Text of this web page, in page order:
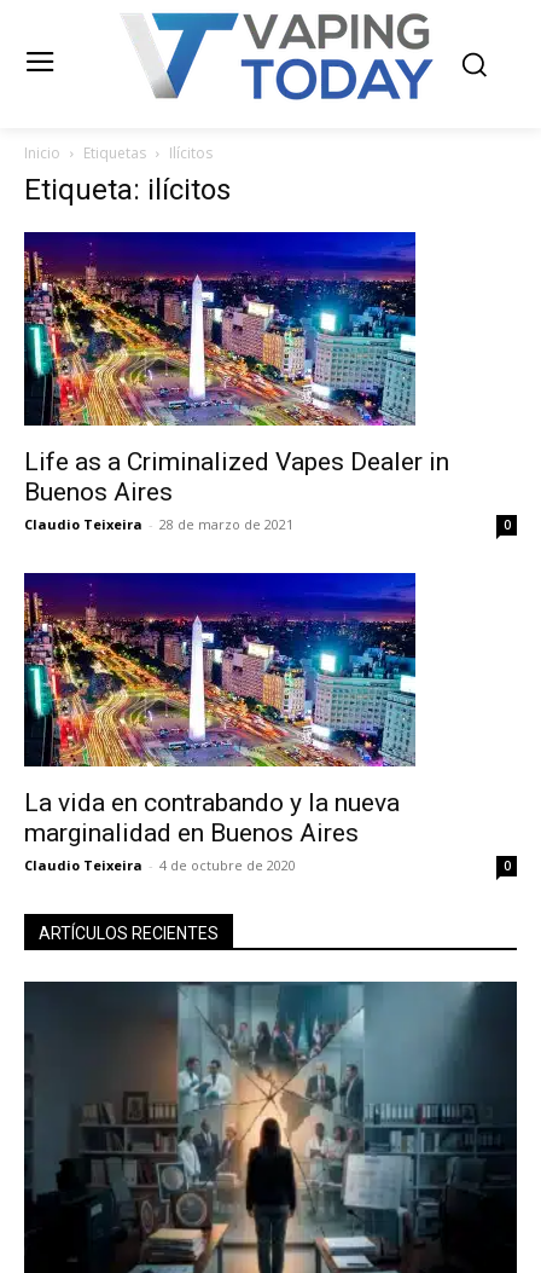
Inicio Etiquetas Ilícitos
Etiqueta: ilícitos
Life as a Criminalized Vapes Dealer in
Buenos Aires
Claudio Teixeira - 28 de marzo de 2021 0
La vida en contrabando y la nueva
marginalidad en Buenos Aires
Claudio Teixeira - 4 de octubre de 2020 0
ARTÍCULOS RECIENTES